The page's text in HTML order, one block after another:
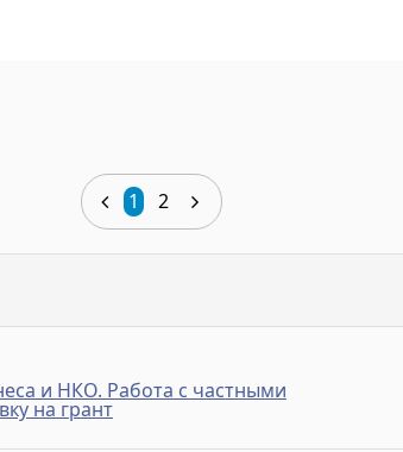
1 2
и НКО. Работа с частными
на грант